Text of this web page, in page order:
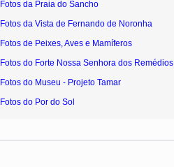
Fotos da Praia do Sancho
Fotos da Vista de Fernando de Noronha
Fotos de Peixes, Aves e Mamíferos
Fotos do Forte Nossa Senhora dos Remédios
Fotos do Museu - Projeto Tamar
Fotos do Por do Sol